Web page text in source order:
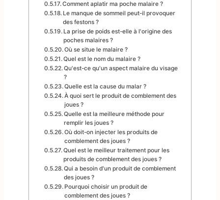
Comment aplatir ma poche malaire ?
Le manque de sommeil peut-il provoquer
des festons ?
La prise de poids est-elle à l'origine des
poches malaires ?
Où se situe le malaire ?
Quel est le nom du malaire ?
Qu'est-ce qu'un aspect malaire du visage
?
Quelle est la cause du malar ?
À quoi sert le produit de comblement des
joues ?
Quelle est la meilleure méthode pour
remplir les joues ?
Où doit-on injecter les produits de
comblement des joues ?
Quel est le meilleur traitement pour les
produits de comblement des joues ?
Qui a besoin d'un produit de comblement
des joues ?
Pourquoi choisir un produit de
comblement des joues ?